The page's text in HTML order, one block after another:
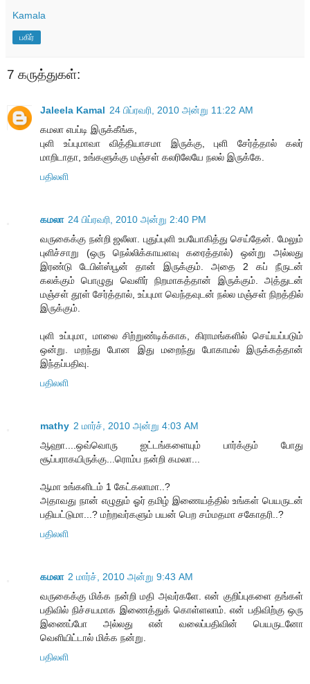
Kamala
பகிர்
7 கருத்துகள்:
Jaleela Kamal 24 பிப்ரவரி, 2010 அன்று 11:22 AM
கமலா எபப்டி இருக்கீங்க,
புளி உப்புமாவா வித்தியாசமா இருக்கு, புளி சேர்த்தால் கலர்
மாறிடாதா, உங்களுக்கு மஞ்சள் கலரிலேயே நலல் இருக்கே.
பதிலளி
கமலா 24 பிப்ரவரி, 2010 அன்று 2:40 PM
வருகைக்கு நன்றி ஜலீலா. புதுப்புளி உபயோகித்து செய்தேன். மேலும்
புளிச்சாறு (ஒரு நெல்லிக்காயளவு கரைத்தால்) ஒன்று அல்லது
இரண்டு டேபிள்ஸ்பூன் தான் இருக்கும். அதை 2 கப் நீருடன்
கலக்கும் பொழுது வெளிர் நிறமாகத்தான் இருக்கும். அத்துடன்
மஞ்சள் தூள் சேர்த்தால், உப்புமா வெந்தவுடன் நல்ல மஞ்சள் நிறத்தில்
இருக்கும்.
புளி உப்புமா, மாலை சிற்றுண்டிக்காக, கிராமங்களில் செய்யப்படும்
ஒன்று. மறந்து போன இது மறைந்து போகாமல் இருக்கத்தான்
இந்தப்பதிவு.
பதிலளி
mathy 2 மார்ச், 2010 அன்று 4:03 AM
ஆஹா....ஒவ்வொரு ஐட்டங்களையும் பார்க்கும் போது
சூப்பராகயிருக்கு...ரொம்ப நன்றி கமலா...
ஆமா உங்களிடம் 1 கேட்கலாமா..?
அதாவது நான் எழுதும் ஓர் தமிழ் இணையத்தில் உங்கள் பெயருடன்
பதியட்டுமா...? மற்றவர்களும் பயன் பெற சம்மதமா சகோதரி..?
பதிலளி
கமலா 2 மார்ச், 2010 அன்று 9:43 AM
வருகைக்கு மிக்க நன்றி மதி அவர்களே. என் குறிப்புகளை தங்கள்
பதிவில் நிச்சயமாக இணைத்துக் கொள்ளலாம். என் பதிவிற்கு ஒரு
இணைப்போ அல்லது என் வலைப்பதிவின் பெயருடனோ
வெளியிட்டால் மிக்க நன்று.
பதிலளி